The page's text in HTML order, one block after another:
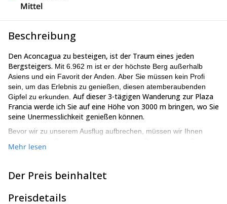
Mittel
Beschreibung
Den Aconcagua zu besteigen, ist der Traum eines jeden
Bergsteigers. Mit 6.962 m ist er der höchste Berg außerhalb
Asiens und ein Favorit der Anden. Aber Sie müssen kein Profi
sein, um das Erlebnis zu genießen, diesen atemberaubenden
Gipfel zu erkunden. Auf dieser 3-tägigen Wanderung zur Plaza
Francia werde ich Sie auf eine Höhe von 3000 m bringen, wo Sie
seine Unermesslichkeit genießen können.
Bevor wir zu unserem Ausflug aufbrechen, müssen wir Ihnen
einen Tag vor dem Start in Mendoza sein. Am folgenden Tag
Aufstieg. Unterwegs genießen wir die atemberaubenden
Landschaften und verbringen eine Nacht in Confluencia.
wir zurückkehren.
Mehr lesen
Der Preis beinhaltet
Preisdetails